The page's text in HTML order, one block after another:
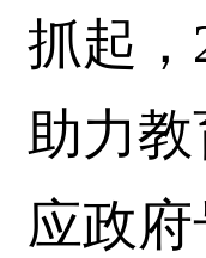
抓起，
助力
应政